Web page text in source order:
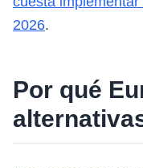
2026.
Por qué